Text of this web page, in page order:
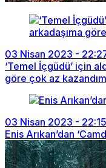
03 Nisan 2023 -
‘Temel İçgüdü’ için
göre çok az
03 Nisan 2023 - 22:15
Enis Arıkan’dan